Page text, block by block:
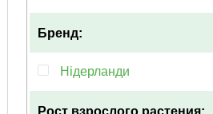
Долгоцветущий
Компактный
Красивоцветущий
Многолетний
Бренд:
Нідерланди